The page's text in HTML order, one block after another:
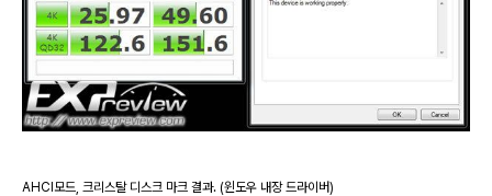
AHCI모드, 크리스탈 디스크 마크 결과. (윈도우 내장 드라이버)